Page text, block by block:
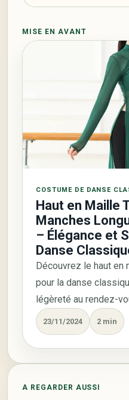
MISE EN AVANT
COSTUME DE DANSE
Haut en Maille
Manches
– Élégance et
Danse
Découvrez le haut en
pour la danse
légèreté au rendez-
23/11/2024 2 min
A REGARDER AUSSI